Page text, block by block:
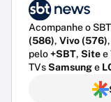
Acompanhe o
(586), Vivo (576),
pelo+SBT, Sitee
TVsSamsunge